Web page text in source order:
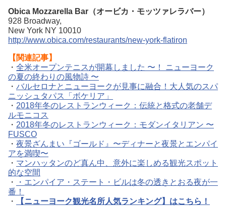
Obica Mozzarella Bar（オービカ・モッツァレラバー）
928 Broadway,
New York NY 10010
http://www.obica.com/restaurants/new-york-flatiron
【関連記事】
・ 全米オープンテニスが開幕しました 〜！ ニューヨーク
の夏の終わりの風物詩 〜
・ バルセロナとニューヨークが見事に融合！大人気のスパ
ニッシュタパス「ボケリア」
・ 2018年冬のレストランウィーク：伝統と格式の老舗デ
ルモニコス
・ 2018年冬のレストランウィーク：モダンイタリアン 〜
FUSCO
・ 夜景ざんまい『ゴールド』〜ディナーと夜景とエンパイ
アを満喫〜
・ マンハッタンのど真ん中、意外に楽しめる観光スポット
的な空間
・
・エンパイア・ステート・ビルは冬の透きとおる夜が一
番！
・
【ニューヨーク観光名所人気ランキング】はこちら！